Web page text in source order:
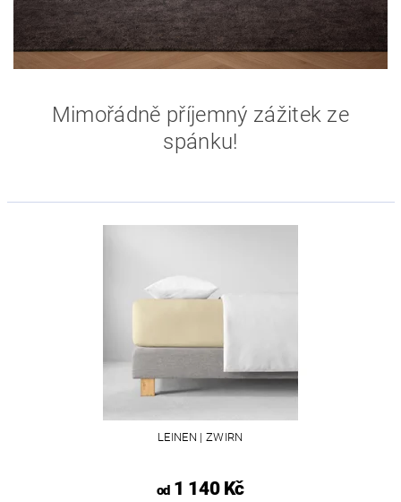
Mimořádně příjemný zážitek ze
spánku!
LEINEN | ZWIRN
od1 140 Kč